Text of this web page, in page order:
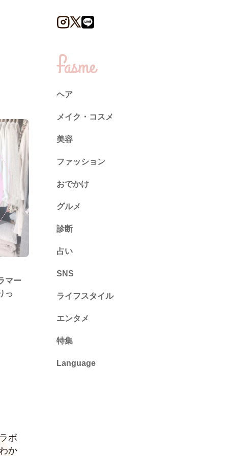
マー
っ
ボ
か
ヘア
メイク・コスメ
美容
ファッション
トレンド
ネイル
おでかけ
グルメ
診断
診断
占い
心理テスト
SNS
ライフスタイル
推し活
カルチャー・暮らし
エンタメ
特集
Language